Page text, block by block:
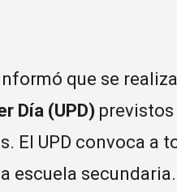
que se
Día (UPD)
El UPD convoca a
escuela secundaria.